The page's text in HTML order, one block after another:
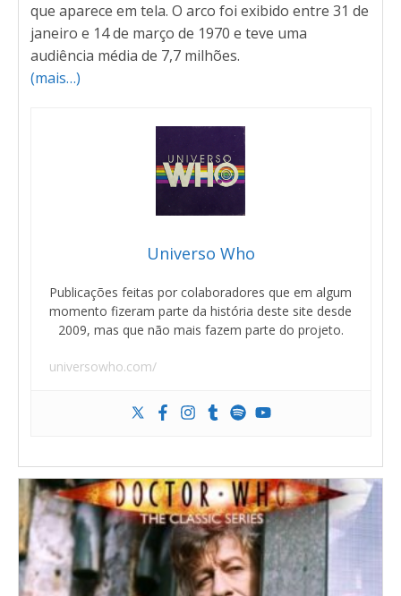
que aparece em tela. O arco foi exibido entre 31 de
janeiro e 14 de março de 1970 e teve uma
audiência média de 7,7 milhões.
(mais…)
Universo Who
Publicações feitas por colaboradores que em algum
momento fizeram parte da história deste site desde
2009, mas que não mais fazem parte do projeto.
universowho.com/